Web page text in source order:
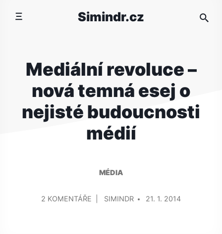
Simindr.cz
Mediální revoluce –
nová temná esej o
nejisté budoucnosti
médií
MÉDIA
2 KOMENTÁŘE
SIMINDR
21. 1. 2014